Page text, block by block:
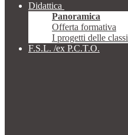
Didattica
Panoramica
Offerta formativa
I progetti delle classi
F.S.L. /ex P.C.T.O.